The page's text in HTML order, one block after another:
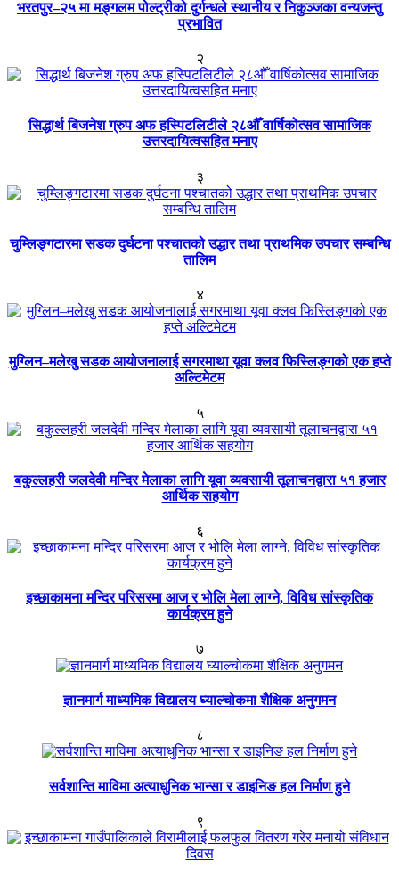
भरतपुर–२५ मा मङ्गलम पोल्ट्रीको दुर्गन्धले स्थानीय र निकुञ्जका वन्यजन्तु
प्रभावित
२
सिद्धार्थ बिजनेश ग्रुप अफ हस्पिटलिटीले २८औँ वार्षिकोत्सव सामाजिक
उत्तरदायित्वसहित मनाए
३
चुम्लिङ्गटारमा सडक दुर्घटना पश्चातको उद्धार तथा प्राथमिक उपचार सम्बन्धि
तालिम
४
मुग्लिन–मलेखु सडक आयोजनालाई सगरमाथा यूवा क्लव फिस्लिङ्गको एक हप्ते
अल्टिमेटम
५
बकुल्लहरी जलदेवी मन्दिर मेलाका लागि यूवा व्यवसायी तूलाचनद्वारा ५१ हजार
आर्थिक सहयोग
६
इच्छाकामना मन्दिर परिसरमा आज र भोलि मेला लाग्ने, विविध सांस्कृतिक
कार्यक्रम हुने
७
ज्ञानमार्ग माध्यमिक विद्यालय घ्याल्चोकमा शैक्षिक अनुगमन
८
सर्वशान्ति माविमा अत्याधुनिक भान्सा र डाइनिङ हल निर्माण हुने
९